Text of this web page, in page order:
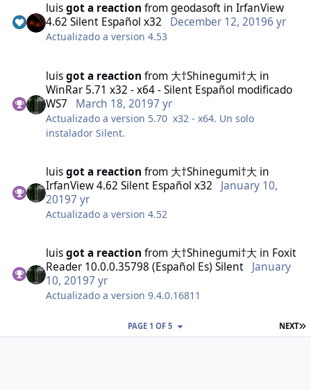
luisgot a reaction fromgeodasoft inIrfanView
4.62 Silent Español x32
December 12, 20196 yr
Actualizado a version 4.53
luisgot a reaction from 大†Shinegumi†大 in
WinRar 5.71 x32 - x64 - Silent Español modificado
WS7
March 18, 20197 yr
Actualizado a version 5.70 x32 - x64. Un solo
instalador Silent.
luisgot a reaction from 大†Shinegumi†大 in
IrfanView 4.62 Silent Español x32
January 10,
20197 yr
Actualizado a version 4.52
luisgot a reaction from 大†Shinegumi†大 in Foxit
Reader 10.0.0.35798 (Español Es) Silent
January
10, 20197 yr
Actualizado a version 9.4.0.16811
NEXT
PAGE 1 OF 5